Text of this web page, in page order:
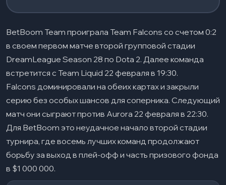
BetBoom Team проиграла Team Falcons со счетом 0:2
в своем первом матче второй групповой стадии
DreamLeague Season 28 по Dota 2. Далее команда
встретится с Team Liquid 22 февраля в 19:30.
Falcons доминировали на обеих картах и закрыли
серию без особых шансов для соперника. Следующий
матч они сыграют против Aurora 22 февраля в 22:30.
Для BetBoom это неудачное начало второй стадии
турнира, где восемь лучших команд продолжают
борьбу за выход в плей-офф и часть призового фонда
в $1 000 000.